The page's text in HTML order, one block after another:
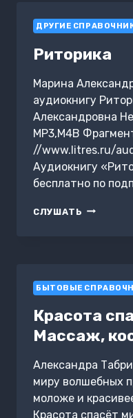
ДРУГИЕ
Риторика
Марина
аудиокнигу
Александровна
MP3,M4B
//www.litres.ru/
Аудиокнигу
бесплатно по
СЛУШАТЬ РИТОРИКА
БЫТОВЫЕ
Красота
Массаж,
Александра
миру волшебных
моложе и
Красота спасёт